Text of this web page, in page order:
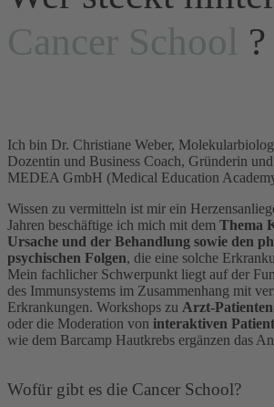
Cancer School ?
Ich bin Dr. Christiane Weber,
Dozentin und Business Coach, Gründerin
MEDEA GmbH (Medical Education
Wissen zu vermitteln ist mir ein
Jahren beschäftige ich mich mit dem Thema
Ursache und der Behandlung sowie den
psychischen Folgen, die eine solche
Mein fachlicher Schwerpunkt liegt auf der
des Immunsystems im Zusammenhang mit
Erkrankungen. Workshops zu Arzt-
oder die Moderation von interaktiven
wie dem Barcamp Hautkrebs ergänzen das
Wofür gibt es die Cancer School?